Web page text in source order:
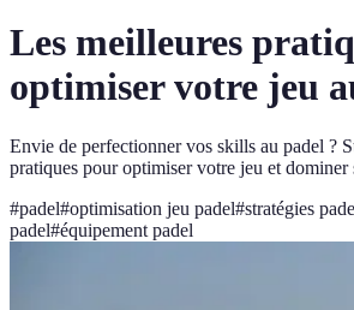
Les meilleures
optimiser votre jeu
Envie de perfectionner vos skills au padel ?
pratiques pour optimiser votre jeu et dominer
#padel#optimisation jeu padel#stratégies
padel#équipement padel